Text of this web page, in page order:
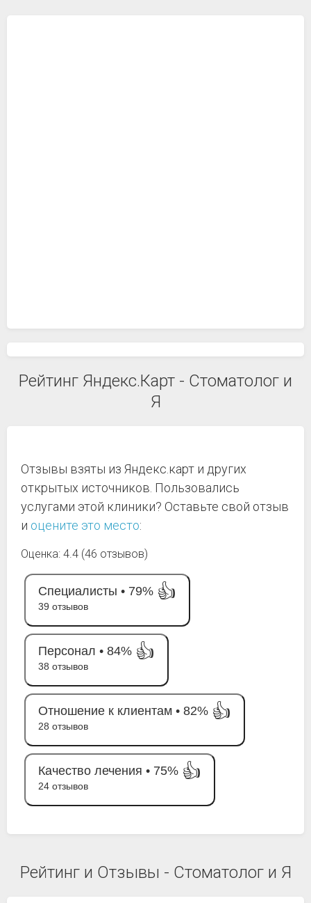
Рейтинг Яндекс.Карт - Стоматолог и
Я
Отзывы взяты из Яндекс.карт и других
открытых источников. Пользовались
услугами этой клиники? Оставьте свой отзыв
и оцените это место:
Оценка: 4.4 (46 отзывов)
Специалисты • 79% 👍
39 отзывов
Персонал • 84% 👍
38 отзывов
Отношение к клиентам • 82% 👍
28 отзывов
Качество лечения • 75% 👍
24 отзывов
Рейтинг и Отзывы - Стоматолог и Я